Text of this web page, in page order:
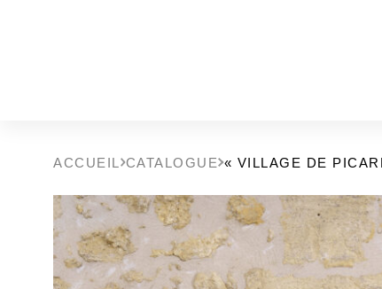
ACCUEIL CATALOGUE « VILLAGE DE